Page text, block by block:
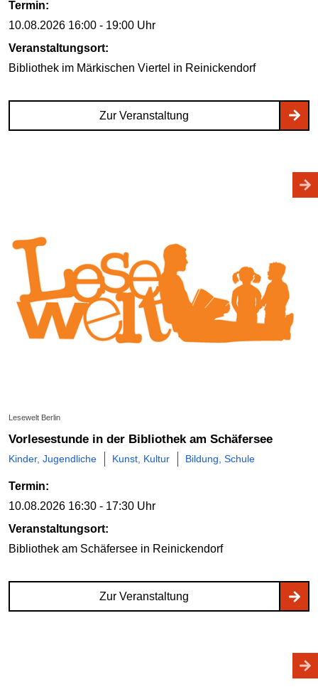
Termin:
10.08.2026 16:00 - 19:00 Uhr
Veranstaltungsort:
Bibliothek im Märkischen Viertel in Reinickendorf
Zur Veranstaltung
Lesewelt Berlin
Vorlesestunde in der Bibliothek am Schäfersee
Kinder, Jugendliche Kunst, Kultur Bildung, Schule
Termin:
10.08.2026 16:30 - 17:30 Uhr
Veranstaltungsort:
Bibliothek am Schäfersee in Reinickendorf
Zur Veranstaltung